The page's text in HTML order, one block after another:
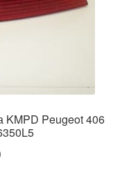
KMPD Peugeot 406